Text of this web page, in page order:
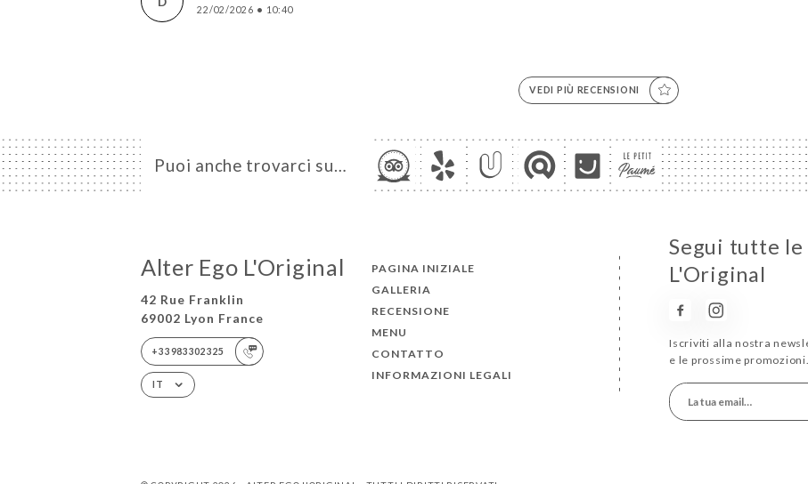
22/02/2026 • 10:40
VEDI PIÙ RECENSIONI
Puoi anche trovarci su…
Alter Ego L'Original
42 Rue Franklin
69002 Lyon France
+33983302325
IT
PAGINA INIZIALE
GALLERIA
RECENSIONE
MENU
CONTATTO
INFORMAZIONI LEGALI
Segui tutte
L'Original
Iscriviti alla nostra
e le prossime promozioni.